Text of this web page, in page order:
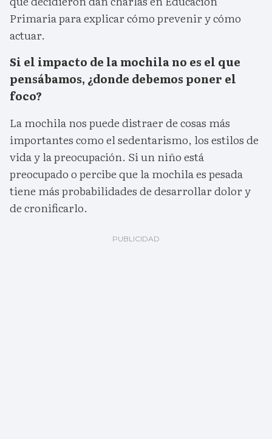
Primaria para explicar cómo prevenir y cómo
actuar.
Si el impacto de la mochila no es el que
pensábamos, ¿donde debemos poner el
foco?
La mochila nos puede distraer de cosas más
importantes como el sedentarismo, los estilos de
vida y la preocupación. Si un niño está
preocupado o percibe que la mochila es pesada
tiene más probabilidades de desarrollar dolor y
de cronificarlo.